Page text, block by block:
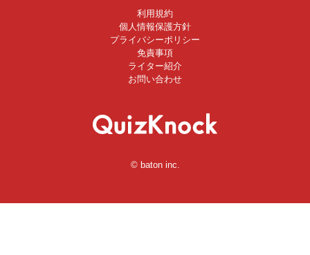
利用規約
個人情報保護方針
プライバシーポリシー
免責事項
ライター紹介
お問い合わせ
© baton inc.